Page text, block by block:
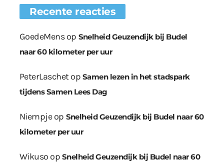
Recente reacties
GoedeMensop Snelheid Geuzendijk bij Budel
naar 60 kilometer per uur
PeterLaschetop Samen lezen in het stadspark
tijdens Samen Lees Dag
Niempjeop Snelheid Geuzendijk bij Budel naar 60
kilometer per uur
Wikuso op Snelheid Geuzendijk bij Budel naar 60